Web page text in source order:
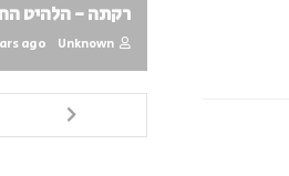
רקתה - הלהיט
Unknown
ago